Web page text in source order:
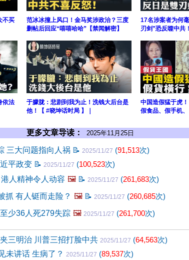
不买
范冰冰撞上风口！金马奖涉政治？三度
删帖后回应“嘻嘻哈哈”【禁闻解密】
17名涉案者为何
刃剑”恐反噬中共
依法
于朦胧：悲剧到我为止！洗钱大后台是
他！【 #晓坤话时局 】｜
中国造假猛于虎
假食品、假手机、
更多文章导读： 2025年11月25日
三大问题指向人祸 📝 2025/11/27 (91,513次)
平政变 📝 2025/11/27 (100,523次)
人精神令人动容 🖼️ 📝 2025/11/27 (261,683次)
抓 有人铤而走险？ 🖼️ 📝 2025/11/27 (260,685次)
少36人死279失踪 🖼️ 2025/11/27 (261,700次)
三明治 川普三招打脸中共 2025/11/27 (64,563次)
未讲话 生病了？ 2025/11/27 (89,537次)